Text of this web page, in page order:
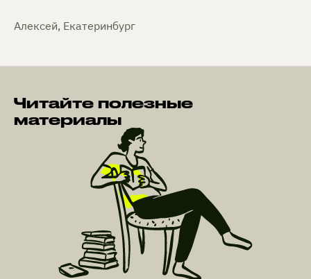
Алексей, Екатеринбург
Читайте полезные
материалы